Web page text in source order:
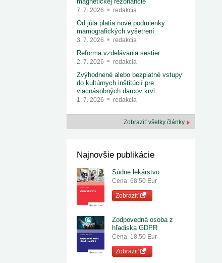
7. 7. 2026 redakcia
Od júla platia nové podmienky
mamografických vyšetrení
3. 7. 2026 redakcia
Reforma vzdelávania sestier
2. 7. 2026 redakcia
Zvýhodnené alebo bezplatné vstupy
do kultúrnych inštitúcií pre
viacnásobných darcov krvi
1. 7. 2026 redakcia
Zobraziť všetky články
Najnovšie publikácie
Súdne lekárstvo
Cena: 68.50 Eur
Zobraziť
Zodpovedná osoba z
hľadiska GDPR
Cena: 18.50 Eur
Zobraziť